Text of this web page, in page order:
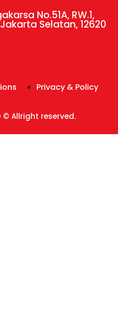
No.51A, RW.1,
Selatan, 12620
© Allright reserved.
Privacy & Policy